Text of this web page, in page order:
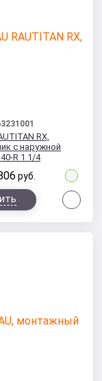
RX,
с наружной
R 1 1/4
руб.